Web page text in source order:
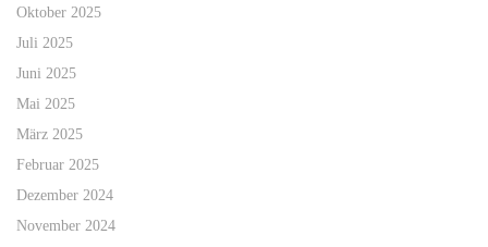
Oktober 2025
Juli 2025
Juni 2025
Mai 2025
März 2025
Februar 2025
Dezember 2024
November 2024